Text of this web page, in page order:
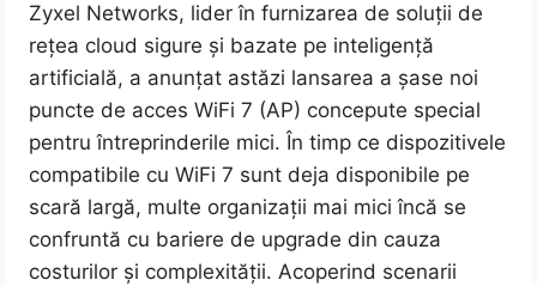
Zyxel Networks, lider în furnizarea de soluții de
rețea cloud sigure și bazate pe inteligență
artificială, a anunțat astăzi lansarea a șase noi
puncte de acces WiFi 7 (AP) concepute special
pentru întreprinderile mici. În timp ce dispozitivele
compatibile cu WiFi 7 sunt deja disponibile pe
scară largă, multe organizații mai mici încă se
confruntă cu bariere de upgrade din cauza
costurilor și complexității. Acoperind scenarii